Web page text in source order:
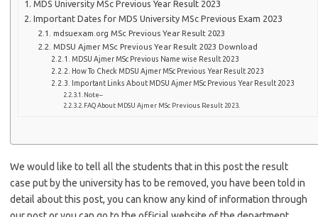
MDS University MSc Previous Year Result 2023
Important Dates for MDS University MSc Previous Exam 2023
mdsuexam.org MSc Previous Year Result 2023
MDSU Ajmer MSc Previous Year Result 2023 Download
MDSU Ajmer MSc Previous Name wise Result 2023
How To Check MDSU Ajmer MSc Previous Year Result 2023
Important Links About MDSU Ajmer MSc Previous Year Result 2023
Note–
FAQ About MDSU Ajmer MSc Previous Result 2023.
We would like to tell all the students that in this post the result
case put by the university has to be removed, you have been told in
detail about this post, you can know any kind of information through